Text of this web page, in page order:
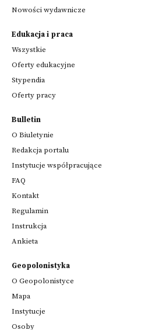
Nowości wydawnicze
Edukacja i praca
Wszystkie
Oferty edukacyjne
Stypendia
Oferty pracy
Bulletin
O Biuletynie
Redakcja portalu
Instytucje współpracujące
FAQ
Kontakt
Regulamin
Instrukcja
Ankieta
Geopolonistyka
O Geopolonistyce
Mapa
Instytucje
Osoby